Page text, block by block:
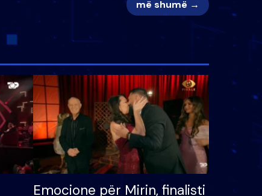
më shumë →
Emocione për Mirin, finalisti